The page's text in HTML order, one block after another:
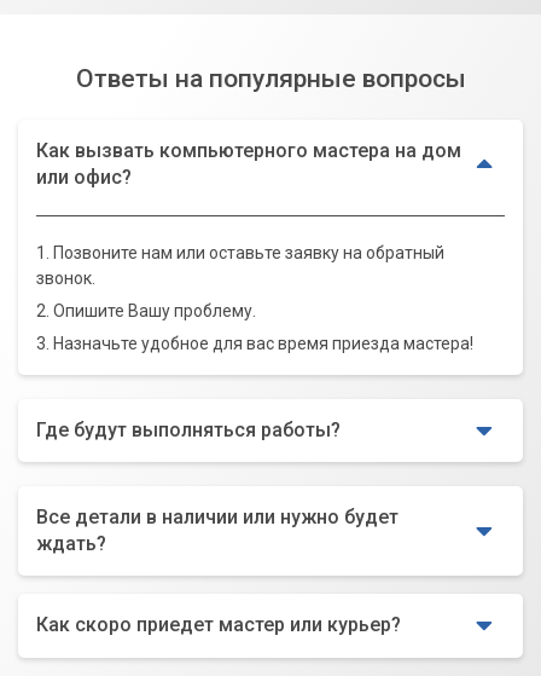
Ответы на популярные вопросы
Как вызвать компьютерного мастера на дом
или офис?
1. Позвоните нам или оставьте заявку на обратный
звонок.
2. Опишите Вашу проблему.
3. Назначьте удобное для вас время приезда мастера!
Где будут выполняться работы?
Все детали в наличии или нужно будет
ждать?
Как скоро приедет мастер или курьер?